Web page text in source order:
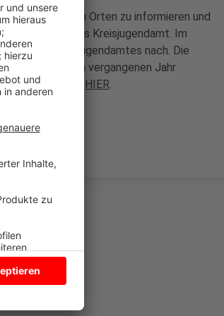
die Kitas in den Orten zu informieren und
durch das Kreisjugendamt. Im
des Kreisjugendamtes nach. Die
bereits im vergangenen Jahr
gibt es
HIER.